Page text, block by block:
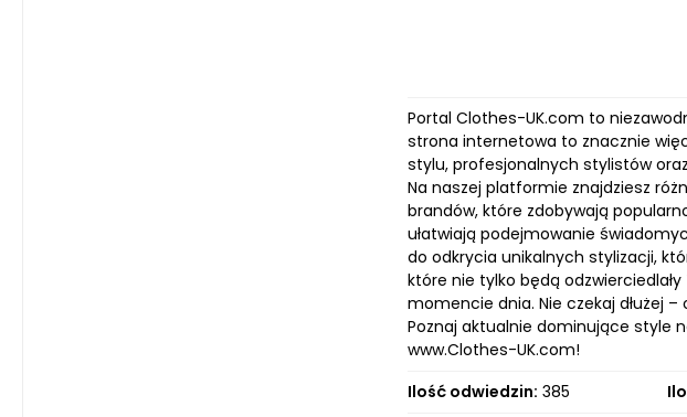
Portal Clothes-UK.com to
strona internetowa to znacznie
stylu, profesjonalnych stylistów
Na naszej platformie znajdziesz
brandów, które zdobywają
ułatwiają podejmowanie
do odkrycia unikalnych stylizacji,
które nie tylko będą
momencie dnia. Nie czekaj dłużej
Poznaj aktualnie dominujące style
www.Clothes-UK.com!
Ilość odwiedzin: 385